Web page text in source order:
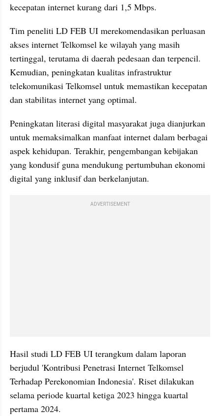
kecepatan internet kurang dari 1,5 Mbps.
Tim peneliti LD FEB UI merekomendasikan perluasan
akses internet Telkomsel ke wilayah yang masih
tertinggal, terutama di daerah pedesaan dan terpencil.
Kemudian, peningkatan kualitas infrastruktur
telekomunikasi Telkomsel untuk memastikan kecepatan
dan stabilitas internet yang optimal.
Peningkatan literasi digital masyarakat juga dianjurkan
untuk memaksimalkan manfaat internet dalam berbagai
aspek kehidupan. Terakhir, pengembangan kebijakan
yang kondusif guna mendukung pertumbuhan ekonomi
digital yang inklusif dan berkelanjutan.
ADVERTISEMENT
Hasil studi LD FEB UI terangkum dalam laporan
berjudul 'Kontribusi Penetrasi Internet Telkomsel
Terhadap Perekonomian Indonesia'. Riset dilakukan
selama periode kuartal ketiga 2023 hingga kuartal
pertama 2024.